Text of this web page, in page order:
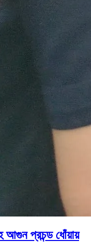
আগুন প্রচন্ড ধোঁয়ায়